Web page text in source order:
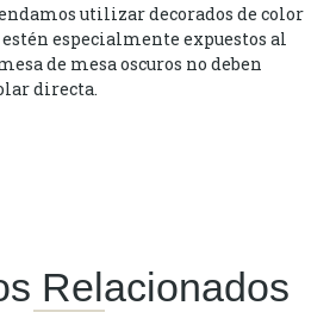
utilizar decorados de color
especialmente expuestos al
de mesa oscuros no deben
directa.
Relacionados